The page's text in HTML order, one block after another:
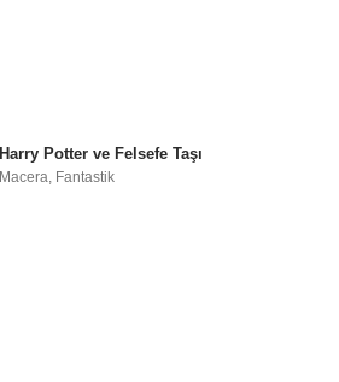
Harry Potter ve Felsefe Taşı
Macera, Fantastik